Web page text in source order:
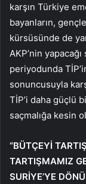
karşın Türkiye
bayanların,
kürsüsünde de
AKP’nin
periyodunda
sonuncusuyla
TİP’i daha güçlü
saçmalığa kesin
“BÜTÇEYİ
TARTIŞMAMIZ
SURİYE’YE